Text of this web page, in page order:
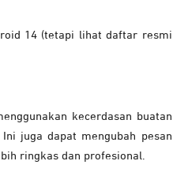
14 (tetapi lihat daftar resmi
kecerdasan buatan
juga dapat mengubah pesan
ringkas dan profesional.